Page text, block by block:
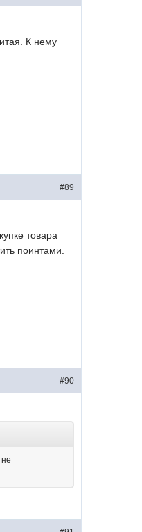
К нему
#89
товара
поинтами.
#90